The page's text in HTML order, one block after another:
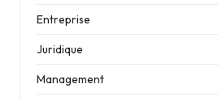
Entreprise
Juridique
Management